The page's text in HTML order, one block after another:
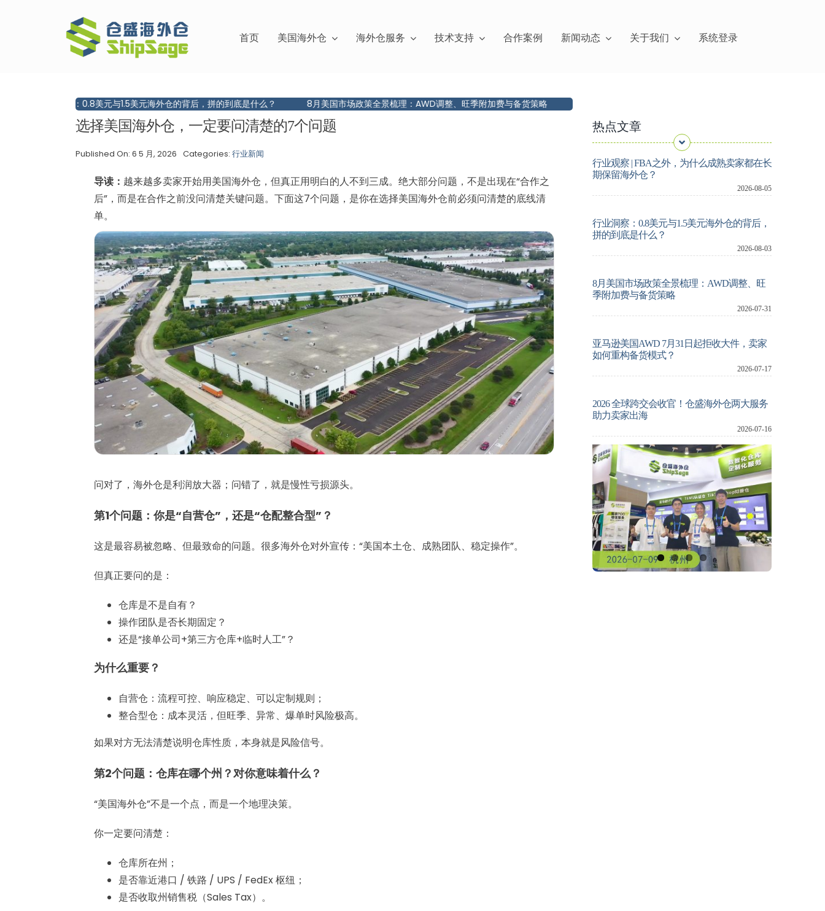
首页 美国海外仓 海外仓服务 技术支持 合作案例 新闻动态 关于我们 系统登录
洞察：0.8美元与1.5美元海外仓的背后，拼的到底是什么？ 8月美国市场政策全景梳理：AWD调整、旺季附加费与备货策略 亚马逊美国AWD 7月31日起拒收大件，卖家如何重构备货模式？
选择美国海外仓，一定要问清楚的7个问题
Published On: 6 5 月, 2026 Categories: 行业新闻
导读： 越来越多卖家开始用美国海外仓，但真正用明白的人不到三成。绝大部分问题，不是出现在“合作之
后”，而是在合作之前没问清楚关键问题。下面这7个问题，是你在选择美国海外仓前必须问清楚的底线清
单。
问对了，海外仓是利润放大器；问错了，就是慢性亏损源头。
第1个问题：你是“自营仓”，还是“仓配整合型”？
这是最容易被忽略、但最致命的问题。很多海外仓对外宣传：“美国本土仓、成熟团队、稳定操作”。
但真正要问的是：
仓库是不是自有？
操作团队是否长期固定？
还是“接单公司+第三方仓库+临时人工”？
为什么重要？
自营仓：流程可控、响应稳定、可以定制规则；
整合型仓：成本灵活，但旺季、异常、爆单时风险极高。
如果对方无法清楚说明仓库性质，本身就是风险信号。
第2个问题：仓库在哪个州？对你意味着什么？
“美国海外仓”不是一个点，而是一个地理决策。
你一定要问清楚：
仓库所在州；
是否靠近港口 / 铁路 / UPS / FedEx 枢纽；
是否收取州销售税（Sales Tax）。
热点文章
行业观察 | FBA之外，为什么成熟卖家都在长
期保留海外仓？
2026-08-05
行业洞察：0.8美元与1.5美元海外仓的背后，
拼的到底是什么？
2026-08-03
8月美国市场政策全景梳理：AWD调整、旺
季附加费与备货策略
2026-07-31
亚马逊美国AWD 7月31日起拒收大件，卖家
如何重构备货模式？
2026-07-17
2026 全球跨交会收官！仓盛海外仓两大服务
助力卖家出海
2026-07-16